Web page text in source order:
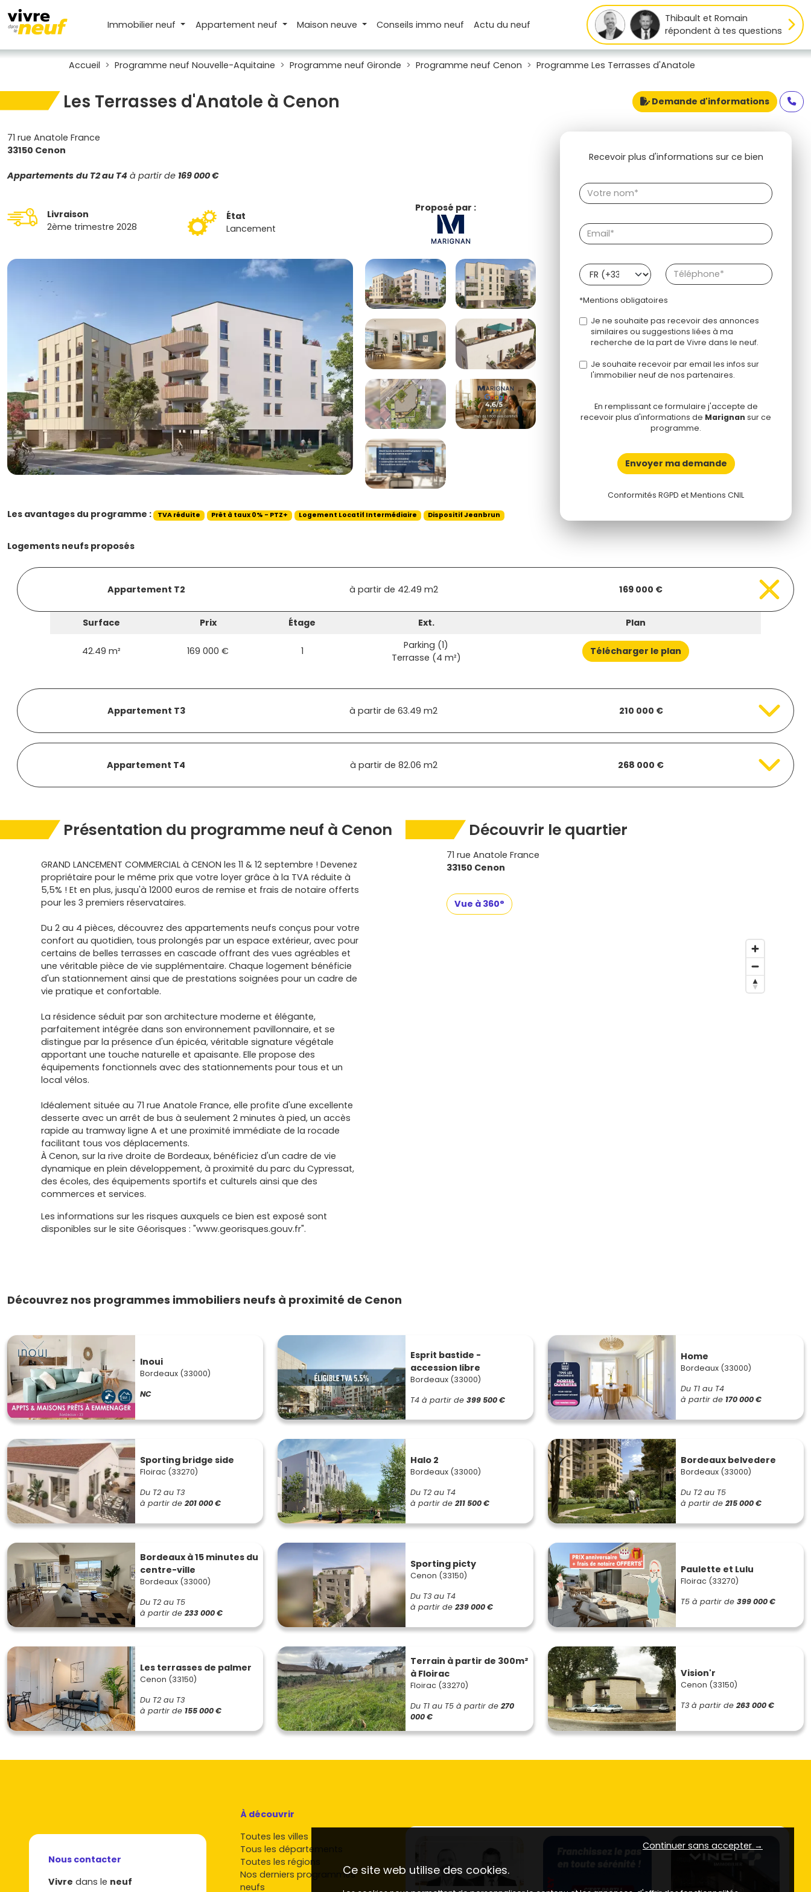
Immobilier neuf Appartement neuf Maison neuve Conseilsimmo neuf Actudu neuf
Thibault et Romain
répondent à tes questions
Accueil Programme neuf Nouvelle-Aquitaine Programme neuf Gironde Programme neuf Cenon Programme Les Terrasses d'Anatole
Les Terrasses d'Anatole à Cenon Demande d'informations
71 rue Anatole France
33150 Cenon
Appartements du T2 au T4 à partir de 169 000 €
Livraison
2ème trimestre 2028
État
Lancement
Proposé par :
Les avantages du programme : TVA réduite Prêt à taux 0% - PTZ+ Logement Locatif Intermédiaire Dispositif Jeanbrun
Recevoir plus d'informations sur ce bien
*Mentions obligatoires
Je ne souhaite pas recevoir des annonces
similaires ou suggestions liées à ma
recherche de la part de Vivre dans le neuf.
Je souhaite recevoir par email les infos sur
l'immobilier neuf de nos partenaires.
En remplissant ce formulaire j'accepte de
recevoir plus d'informations de Marignan sur ce
programme.
Envoyer ma demande
Conformités RGPD et Mentions CNIL
Logements neufs proposés
Appartement T2 à partir de 42.49 m2 169 000 €
Surface Prix Étage Ext. Plan
42.49 m² 169 000 € 1
Parking (1)
Terrasse (4 m²)
Télécharger le plan
Appartement T3 à partir de 63.49 m2 210 000 €
Appartement T4 à partir de 82.06 m2 268 000 €
Présentation du programme neuf à Cenon
GRAND LANCEMENT COMMERCIAL à CENON les 11 & 12 septembre ! Devenez
propriétaire pour le même prix que votre loyer grâce à la TVA réduite à
5,5% ! Et en plus, jusqu'à 12000 euros de remise et frais de notaire offerts
pour les 3 premiers réservataires.
Du 2 au 4 pièces, découvrez des appartements neufs conçus pour votre
confort au quotidien, tous prolongés par un espace extérieur, avec pour
certains de belles terrasses en cascade offrant des vues agréables et
une véritable pièce de vie supplémentaire. Chaque logement bénéficie
d'un stationnement ainsi que de prestations soignées pour un cadre de
vie pratique et confortable.
La résidence séduit par son architecture moderne et élégante,
parfaitement intégrée dans son environnement pavillonnaire, et se
distingue par la présence d'un épicéa, véritable signature végétale
apportant une touche naturelle et apaisante. Elle propose des
équipements fonctionnels avec des stationnements pour tous et un
local vélos.
Idéalement située au 71 rue Anatole France, elle profite d'une excellente
desserte avec un arrêt de bus à seulement 2 minutes à pied, un accès
rapide au tramway ligne A et une proximité immédiate de la rocade
facilitant tous vos déplacements.
À Cenon, sur la rive droite de Bordeaux, bénéficiez d'un cadre de vie
dynamique en plein développement, à proximité du parc du Cypressat,
des écoles, des équipements sportifs et culturels ainsi que des
commerces et services.
Les informations sur les risques auxquels ce bien est exposé sont
disponibles sur le site Géorisques : "www.georisques.gouv.fr".
Découvrir le quartier
71 rue Anatole France
33150 Cenon
Vue à 360°
Découvrez nos programmes immobiliers neufs à proximité de Cenon
Inoui
Bordeaux (33000)
NC
Esprit bastide -
accession libre
Bordeaux (33000)
T4 à partir de 399 500 €
Home
Bordeaux (33000)
Du T1 au T4
à partir de 170 000 €
Sporting bridge side
Floirac (33270)
Du T2 au T3
à partir de 201 000 €
Halo 2
Bordeaux (33000)
Du T2 au T4
à partir de 211 500 €
Bordeaux belvedere
Bordeaux (33000)
Du T2 au T5
à partir de 215 000 €
Bordeaux à 15 minutes du
centre-ville
Bordeaux (33000)
Du T2 au T5
à partir de 233 000 €
Sporting picty
Cenon (33150)
Du T3 au T4
à partir de 239 000 €
Paulette et Lulu
Floirac (33270)
T5 à partir de 399 000 €
Les terrasses de palmer
Cenon (33150)
Du T2 au T3
à partir de 155 000 €
Terrain à partir de 300m²
à Floirac
Floirac (33270)
Du T1 au T5 à partir de 270
000 €
Vision'r
Cenon (33150)
T3 à partir de 263 000 €
Nous contacter
Vivre dans le neuf
À découvrir
Toutes les villes
Tous les départements
Toutes les régions
Nos derniers programmes
neufs
Continuer sans accepter →
Ce site web utilise des cookies.